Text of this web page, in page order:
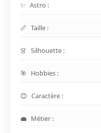
Astro :
Taille :
Silhouette :
Hobbies :
Caractère :
Métier :